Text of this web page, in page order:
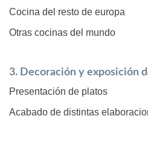
Cocina del resto de europa
Otras cocinas del mundo
3. Decoración y exposición
Presentación de platos
Acabado de distintas